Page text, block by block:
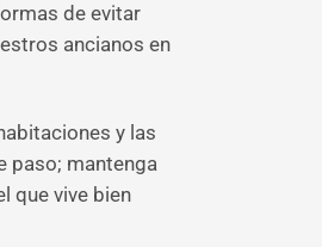
de evitar
ancianos en
y las
paso; mantenga
que vive bien